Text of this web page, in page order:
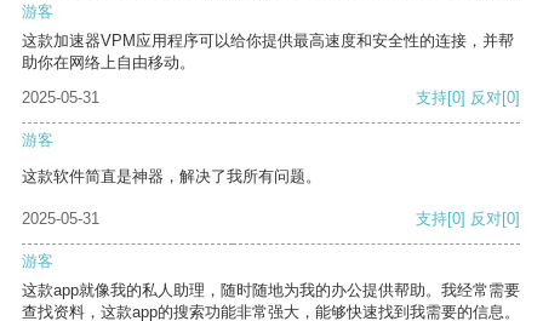
游客
这款加速器VPM应用程序可以给你提供最高速度和安全性的连接，并帮
助你在网络上自由移动。
2025-05-31
支持[0] 反对[0]
游客
这款软件简直是神器，解决了我所有问题。
2025-05-31 支持[0] 反对[0]
游客
这款app就像我的私人助理，随时随地为我的办公提供帮助。我经常需要
查找资料，这款app的搜索功能非常强大，能够快速找到我需要的信息。